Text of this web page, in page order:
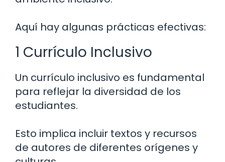
Aquí hay algunas prácticas efectivas:
1 Currículo Inclusivo
Un currículo inclusivo es fundamental
para reflejar la diversidad de los
estudiantes.
Esto implica incluir textos y recursos
de autores de diferentes orígenes y